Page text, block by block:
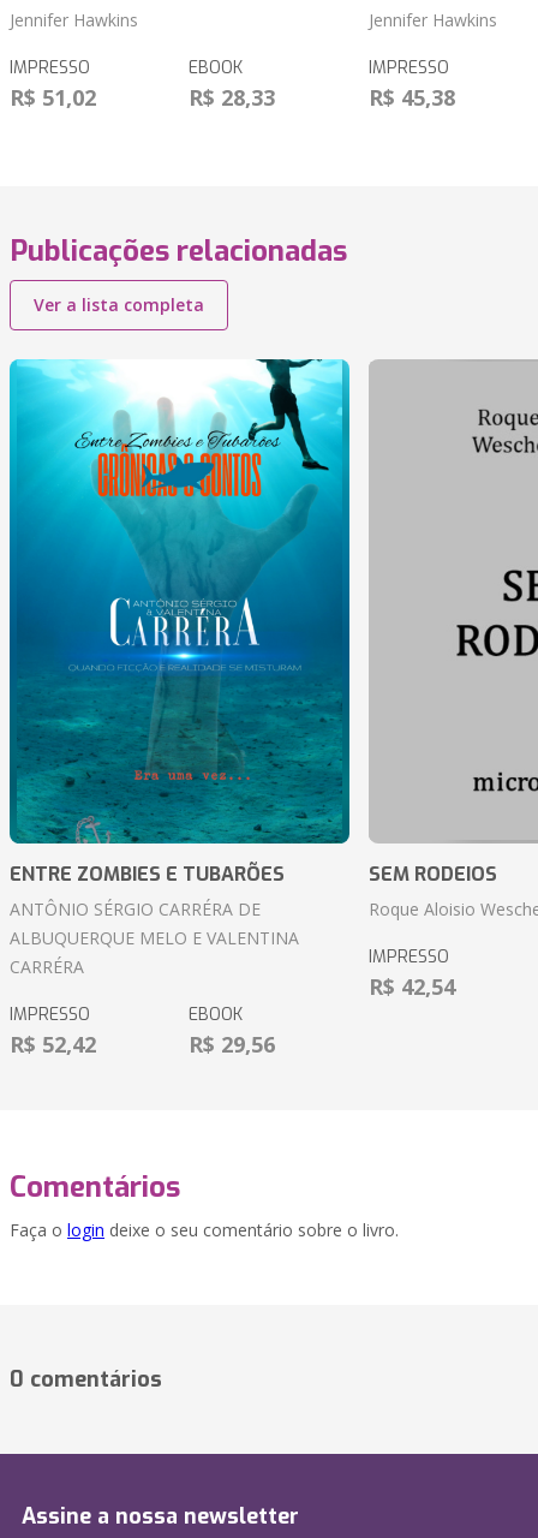
Jennifer Hawkins
IMPRESSO
R$ 51,02
EBOOK
R$ 28,33
Jennifer Hawkins
IMPRESSO
R$ 45,38
Publicações relacionadas
Ver a lista completa
ENTRE ZOMBIES E TUBARÕES
ANTÔNIO SÉRGIO CARRÉRA DE
ALBUQUERQUE MELO E VALENTINA
CARRÉRA
IMPRESSO
R$ 52,42
EBOOK
R$ 29,56
SEM RODEIOS
Roque Aloisio
IMPRESSO
R$ 42,54
Comentários
Faça o login deixe o seu comentário sobre o livro.
0 comentários
Assine a nossa newsletter